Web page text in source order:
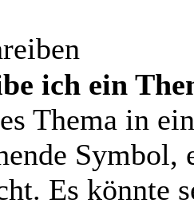
ich ein
Thema in
Es könnte